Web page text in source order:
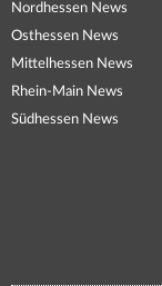
Nordhessen News
Osthessen News
Mittelhessen News
Rhein-Main News
Südhessen News